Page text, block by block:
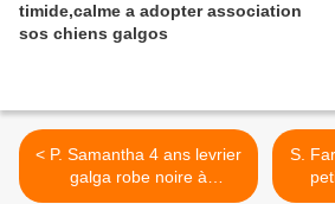
timide,calme a adopter association
sos chiens galgos
< P. Samantha 4 ans levrier
galga robe noire à
l'adoption à l'adoption sos
S.